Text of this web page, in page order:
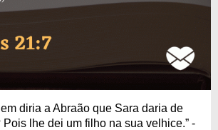
diria a Abraão que Sara daria de
Pois lhe dei um filho na sua velhice.” -